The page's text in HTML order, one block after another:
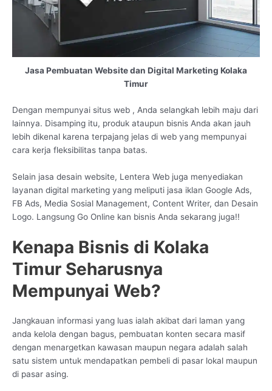
Jasa Pembuatan Website dan Digital Marketing Kolaka
Timur
Dengan mempunyai situs web , Anda selangkah lebih maju dari
lainnya. Disamping itu, produk ataupun bisnis Anda akan jauh
lebih dikenal karena terpajang jelas di web yang mempunyai
cara kerja fleksibilitas tanpa batas.
Selain jasa desain website, Lentera Web juga menyediakan
layanan digital marketing yang meliputi jasa iklan Google Ads,
FB Ads, Media Sosial Management, Content Writer, dan Desain
Logo. Langsung Go Online kan bisnis Anda sekarang juga!!
Kenapa Bisnis di Kolaka
Timur Seharusnya
Mempunyai Web?
Jangkauan informasi yang luas ialah akibat dari laman yang
anda kelola dengan bagus, pembuatan konten secara masif
dengan menargetkan kawasan maupun negara adalah salah
satu sistem untuk mendapatkan pembeli di pasar lokal maupun
di pasar asing.